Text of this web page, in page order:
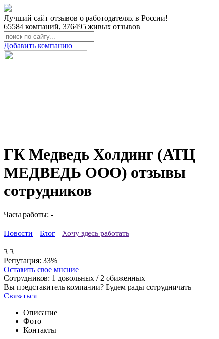
Лучший сайт отзывов о работодателях в России!
65584 компаний, 376495 живых отзывов
Добавить компанию
ГК Медведь Холдинг (АТЦ
МЕДВЕДЬ ООО) отзывы
сотрудников
Часы работы: -
Новости Блог Хочу здесь работать
3 3
Репутация: 33%
Оставить свое мнение
Сотрудников: 1 довольных / 2 обиженных
Вы представитель компании? Будем рады сотрудничать
Связаться
Описание
Фото
Контакты